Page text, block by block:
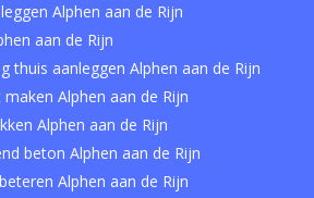
Alphen aan de Rijn
aan de Rijn
thuis aanleggen Alphen aan de Rijn
Alphen aan de Rijn
Alphen aan de Rijn
beton Alphen aan de Rijn
Alphen aan de Rijn